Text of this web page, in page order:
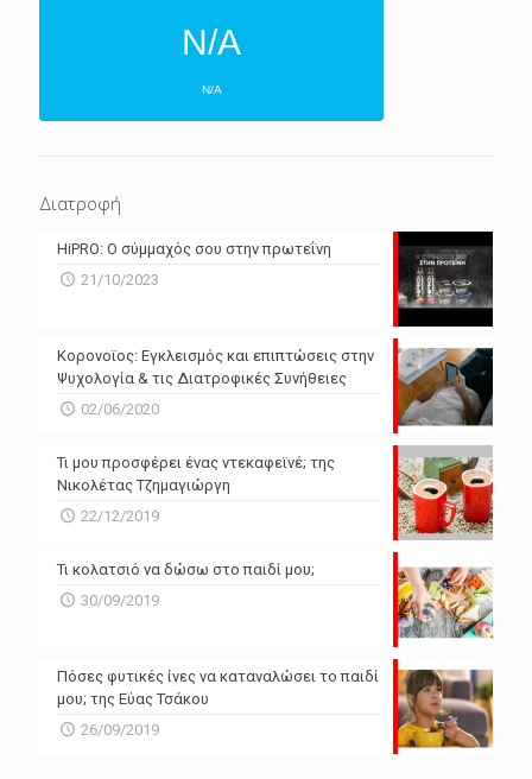
N/A
N/A
N/A
Powered by Forecast.io
Διατροφή
HiPRO: Ο σύμμαχός σου στην πρωτεΐνη
21/10/2023
Κορονοϊος: Εγκλεισμός και επιπτώσεις στην
Ψυχολογία & τις Διατροφικές Συνήθειες
02/06/2020
Τι μου προσφέρει ένας ντεκαφεϊνέ; της
Νικολέτας Τζημαγιώργη
22/12/2019
Τι κολατσιό να δώσω στο παιδί μου;
30/09/2019
Πόσες φυτικές ίνες να καταναλώσει το παιδί
μου; της Εύας Τσάκου
26/09/2019